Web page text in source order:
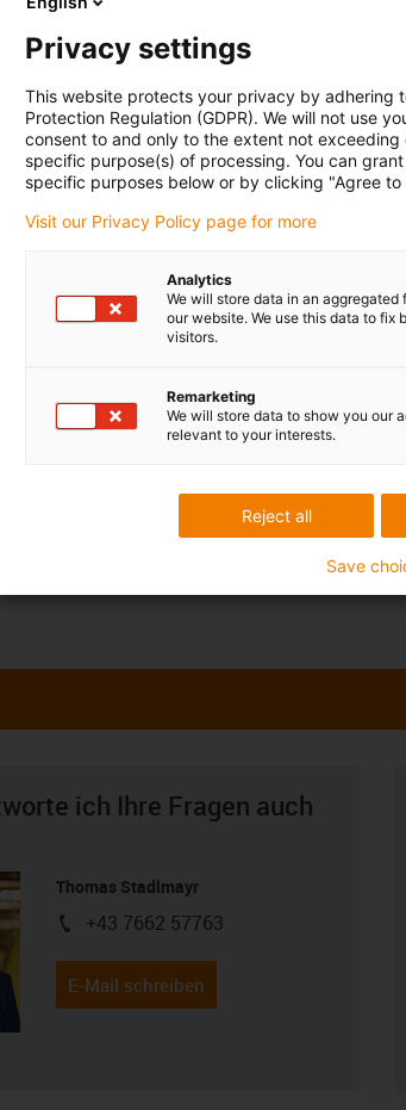
ich Ihre Fragen auch
Thomas Stadlmayr
igus-icon-phone
+43 7662 57763
E-Mail schreiben
Privacy settings
This website protects your privacy by adhering
Protection Regulation (GDPR). We will not use
consent to and only to the extent not
specific purpose(s) of processing. You can
specific purposes below or by clicking "Agree to
Visit our Privacy Policy page for more
Analytics
We will store data in an
our website. We use this data to fix
visitors.
Remarketing
We will store data to show you our
relevant to your interests.
Reject all
Save